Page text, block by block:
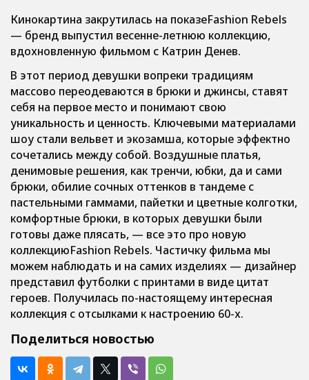
Кинокартина закрутилась на показеFashion Rebels
— бренд выпустил весенне-летнюю коллекцию,
вдохновленную фильмом с Катрин Денев.
В этот период девушки вопреки традициям
массово переодеваются в брюки и джинсы, ставят
себя на первое место и понимают свою
уникальность и ценность. Ключевыми материалами
шоу стали вельвет и экозамша, которые эффектно
сочетались между собой. Воздушные платья,
денимовые решения, как тренчи, юбки, да и сами
брюки, обилие сочных оттенков в тандеме с
пастельными гаммами, пайетки и цветные колготки,
комфортные брюки, в которых девушки были
готовы даже плясать, — все это про новую
коллекциюFashion Rebels. Частичку фильма мы
можем наблюдать и на самих изделиях — дизайнер
представил футболки с принтами в виде цитат
героев. Получилась по-настоящему интересная
коллекция с отсылками к настроению 60-х.
Поделиться новостью